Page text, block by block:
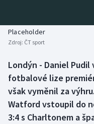
Biatlon
Boby a skeleton
Box
Curling
Aplikace ČT sport
AZ kvíz
Placeholder
Zdroj: ČT sport
Londýn - Daniel
fotbalové lize
však vyměnil za
Watford vstoupil do
3:4 s Charltonem a